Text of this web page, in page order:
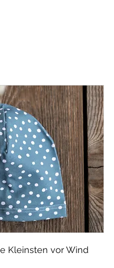
Kleinsten vor Wind